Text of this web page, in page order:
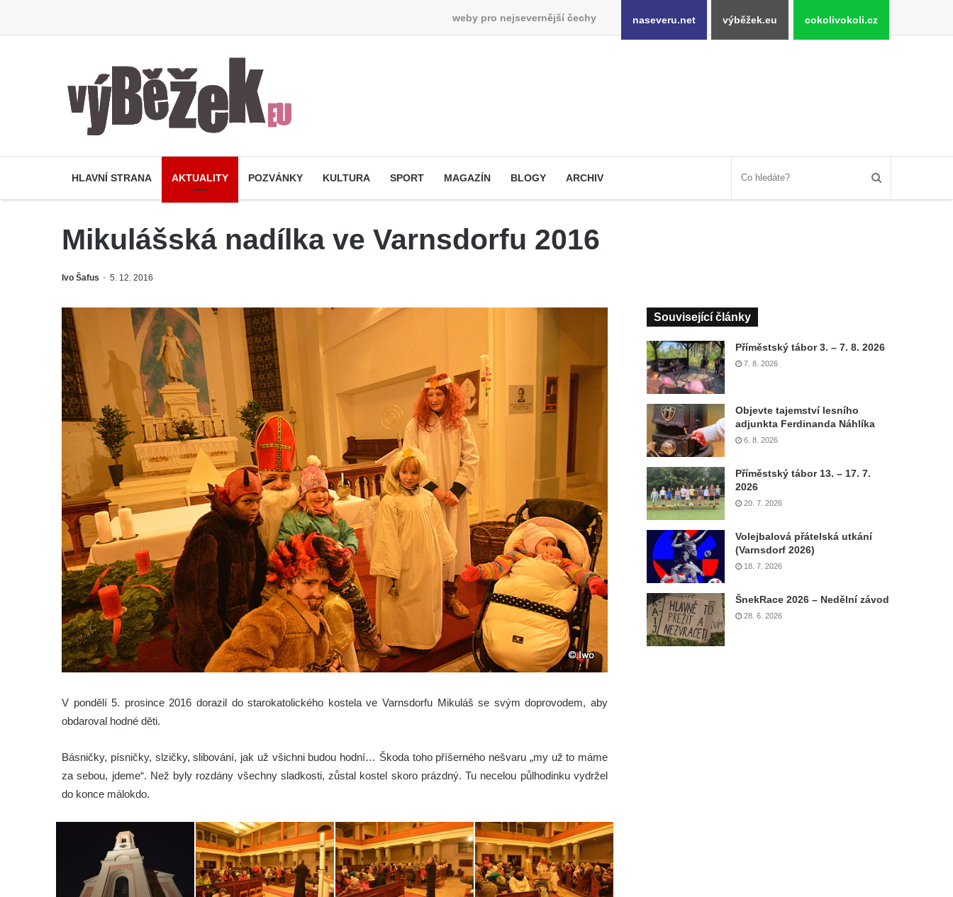
weby pro nejsevernější čechy naseveru.net výběžek.eu cokolivokoli.cz
HLAVNÍ STRANA AKTUALITY POZVÁNKY KULTURA SPORT MAGAZÍN BLOGY ARCHIV
Mikulášská nadílka ve Varnsdorfu 2016
Ivo Šafus 5. 12. 2016
V pondělí 5. prosince 2016 dorazil do starokatolického kostela ve Varnsdorfu Mikuláš se svým doprovodem, aby
obdaroval hodné děti.
Básničky, písničky, slzičky, slibování, jak už všichni budou hodní… Škoda toho příšerného nešvaru „my už to máme
za sebou, jdeme“. Než byly rozdány všechny sladkosti, zůstal kostel skoro prázdný. Tu necelou půlhodinku vydržel
do konce málokdo.
Související články
Příměstský tábor 3. – 7. 8. 2026
7. 8. 2026
Objevte tajemství lesního
adjunkta Ferdinanda Náhlíka
6. 8. 2026
Příměstský tábor 13. – 17. 7.
2026
20. 7. 2026
Volejbalová přátelská utkání
(Varnsdorf 2026)
18. 7. 2026
ŠnekRace 2026 – Nedělní závod
28. 6. 2026